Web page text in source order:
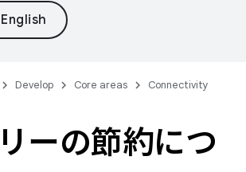
Develop Core areas
Connectivity
ーの節約につ